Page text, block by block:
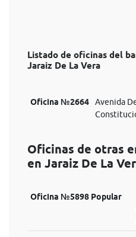
Listado de oficinas del
Jaraiz De La Vera
Oficina №2664
Avenida
Oficinas de otras
en Jaraiz De La
Oficina №5898 Popular